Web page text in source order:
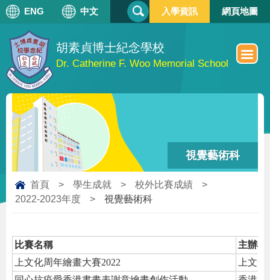
胡素貞博士紀念學校
Dr. Catherine F. Woo Memorial School
ENG 中文 搜
尋
單
入學資訊 網頁地圖
視覺藝術科
首頁 > 學生成就 > 校外比賽成績
>
2022-2023年度
> 視覺藝術科
比賽名稱
主辦機
上文化周年繪畫大賽2022
上文化